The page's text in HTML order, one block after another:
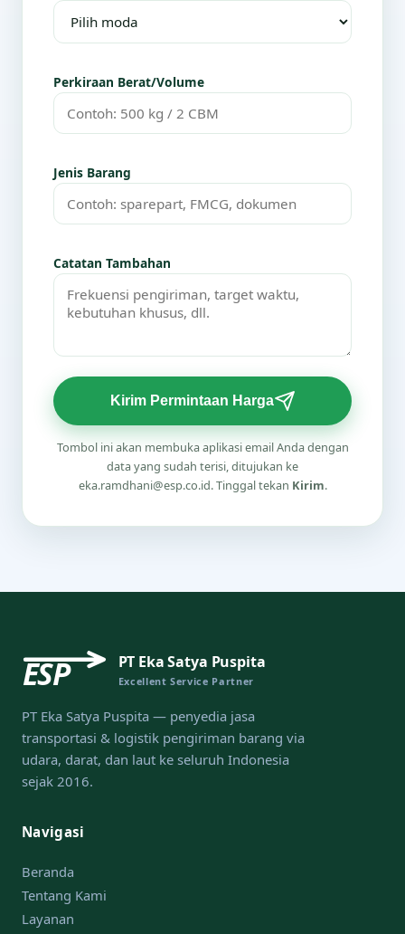
Perkiraan Berat/Volume
Jenis Barang
Catatan Tambahan
Kirim Permintaan Harga
Tombol ini akan membuka aplikasi email Anda dengan
data yang sudah terisi, ditujukan ke
eka.ramdhani@esp.co.id. Tinggal tekan Kirim.
ESP PT Eka Satya Puspita
Excellent Service Partner
PT Eka Satya Puspita — penyedia jasa
transportasi & logistik pengiriman barang via
udara, darat, dan laut ke seluruh Indonesia
sejak 2016.
Navigasi
Beranda
Tentang Kami
Layanan